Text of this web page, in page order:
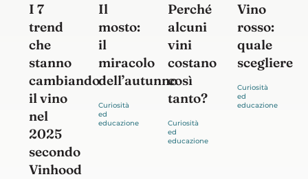
I 7
trend
che
stanno
cambiando
il vino
nel
2025
secondo
Vinhood
Il
mosto:
il
miracolo
dell’autunno
Perché
alcuni
vini
costano
così
tanto?
Vino
rosso:
quale
scegliere